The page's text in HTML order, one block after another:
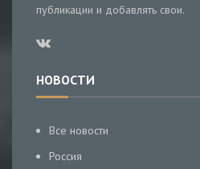
публикации и добавлять свои.
НОВОСТИ
Все новости
Россия